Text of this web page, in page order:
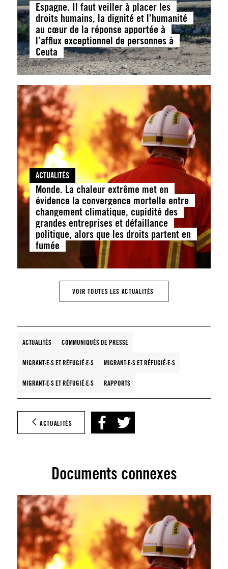
Espagne. Il faut veiller à placer les
droits humains, la dignité et l’humanité
au cœur de la réponse apportée à
l’afflux exceptionnel de personnes à
Ceuta
ACTUALITÉS
Monde. La chaleur extrême met en
évidence la convergence mortelle entre
changement climatique, cupidité des
grandes entreprises et défaillance
politique, alors que les droits partent en
fumée
VOIR TOUTES LES ACTUALITÉS
ACTUALITÉS COMMUNIQUÉS DE PRESSE
MIGRANT·E·S ET RÉFUGIÉ·E·S MIGRANT·E·S ET RÉFUGIÉ·E·S
MIGRANT·E·S ET RÉFUGIÉ·E·S RAPPORTS
ACTUALITÉS
Documents connexes